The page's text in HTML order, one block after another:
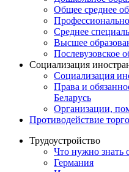
Общее среднее
Среднее
Высшее
Послевузовское
Социализация
Социализация
Права и
Беларусь
Oрганизации,
Противодействие
Трудоустройство
Что нужно знать
Германия